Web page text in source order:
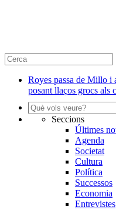
Royes passa de Millo i
posant llaços grocs als
Seccions
Últimes
Agenda
Societat
Cultura
Política
Successos
Economia
Entrevistes